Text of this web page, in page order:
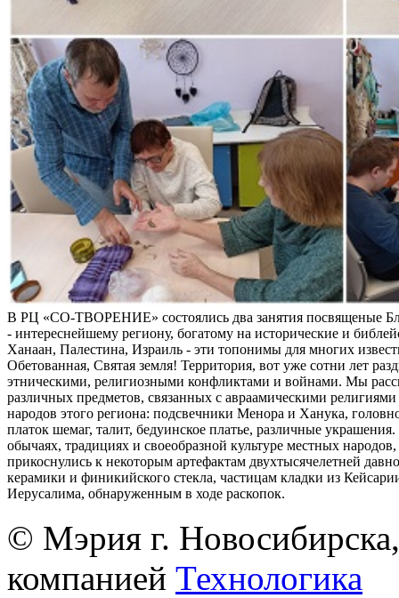
В РЦ «СО-ТВОРЕНИЕ» состоялись два занятия посвященые
- интереснейшему региону, богатому на исторические и
Ханаан, Палестина, Израиль - эти топонимы для многих
Обетованная, Святая земля! Территория, вот уже сотни лет
этническими, религиозными конфликтами и войнами. Мы
различных предметов, связанных с авраамическими религиями
народов этого региона: подсвечники Менора и Ханука,
платок шемаг, талит, бедуинское платье, различные
обычаях, традициях и своеобразной культуре местных
прикоснулись к некоторым артефактам двухтысячелетней
керамики и финикийского стекла, частицам кладки из
Иерусалима, обнаруженным в ходе раскопок.
© Мэрия г.
компанией Технологика